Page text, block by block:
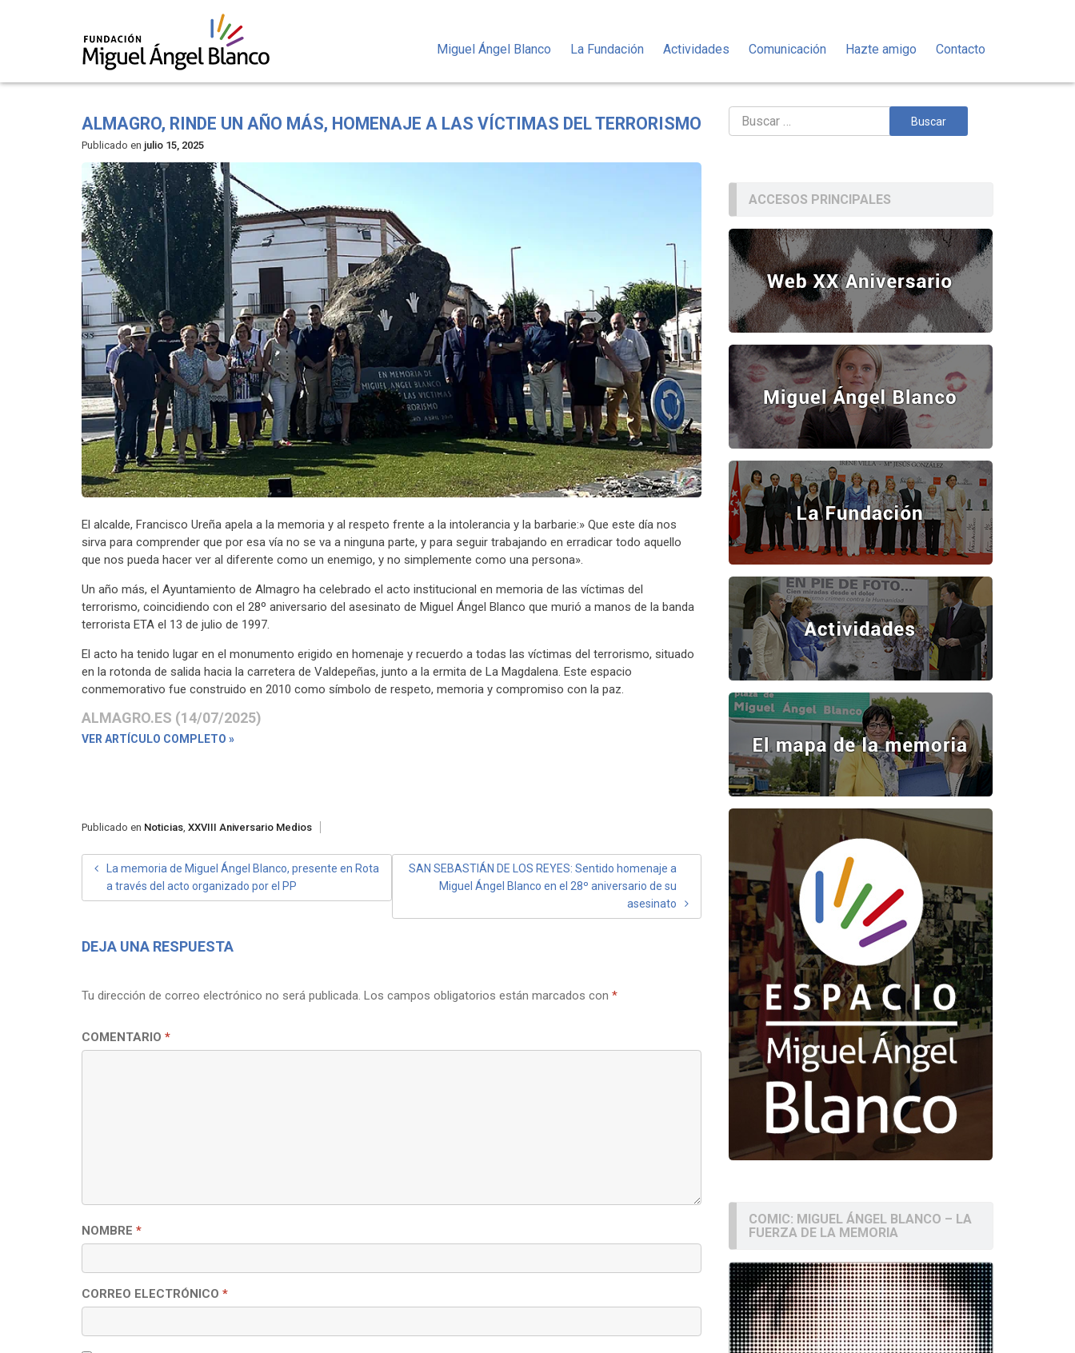
Miguel Ángel Blanco La Fundación Actividades Comunicación Hazte amigo Contacto
ALMAGRO, RINDE UN AÑO MÁS, HOMENAJE A LAS VÍCTIMAS DEL TERRORISMO
Publicado en julio 15, 2025
El alcalde, Francisco Ureña apela a la memoria y al respeto frente a la intolerancia y la barbarie:» Que este día nos
sirva para comprender que por esa vía no se va a ninguna parte, y para seguir trabajando en erradicar todo aquello
que nos pueda hacer ver al diferente como un enemigo, y no simplemente como una persona».
Un año más, el Ayuntamiento de Almagro ha celebrado el acto institucional en memoria de las víctimas del
terrorismo, coincidiendo con el 28º aniversario del asesinato de Miguel Ángel Blanco que murió a manos de la banda
terrorista ETA el 13 de julio de 1997.
El acto ha tenido lugar en el monumento erigido en homenaje y recuerdo a todas las víctimas del terrorismo, situado
en la rotonda de salida hacia la carretera de Valdepeñas, junto a la ermita de La Magdalena. Este espacio
conmemorativo fue construido en 2010 como símbolo de respeto, memoria y compromiso con la paz.
ALMAGRO.ES (14/07/2025)
VER ARTÍCULO COMPLETO »
Publicado en Noticias XXVIII Aniversario Medios
NAVEGACIÓN
DE
La memoria de Miguel Ángel Blanco, presente en Rota
a través del acto organizado por el PP
SAN SEBASTIÁN DE LOS REYES: Sentido homenaje a
Miguel Ángel Blanco en el 28º aniversario de su
asesinato
DEJA UNA RESPUESTA
Tu dirección de correo electrónico no será publicada. Los campos obligatorios están marcados con *
COMENTARIO *
NOMBRE *
CORREO ELECTRÓNICO *
Buscar:
ACCESOS PRINCIPALES
COMIC: MIGUEL ÁNGEL BLANCO – LA
FUERZA DE LA MEMORIA